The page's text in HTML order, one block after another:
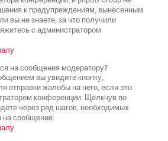
к предупреждениям, вынесенным
вы не знаете, за что получили
с администратором
на сообщения модератору?
вы увидите кнопку,
отправки жалобы на него, если это
конференции. Щёлкнув по
через ряд шагов, необходимых
на сообщение.